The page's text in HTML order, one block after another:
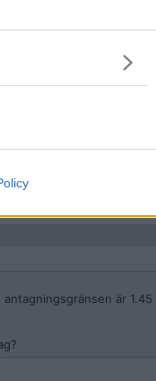
att efter andra
universiteten själva som
är 1.45
är 1.45